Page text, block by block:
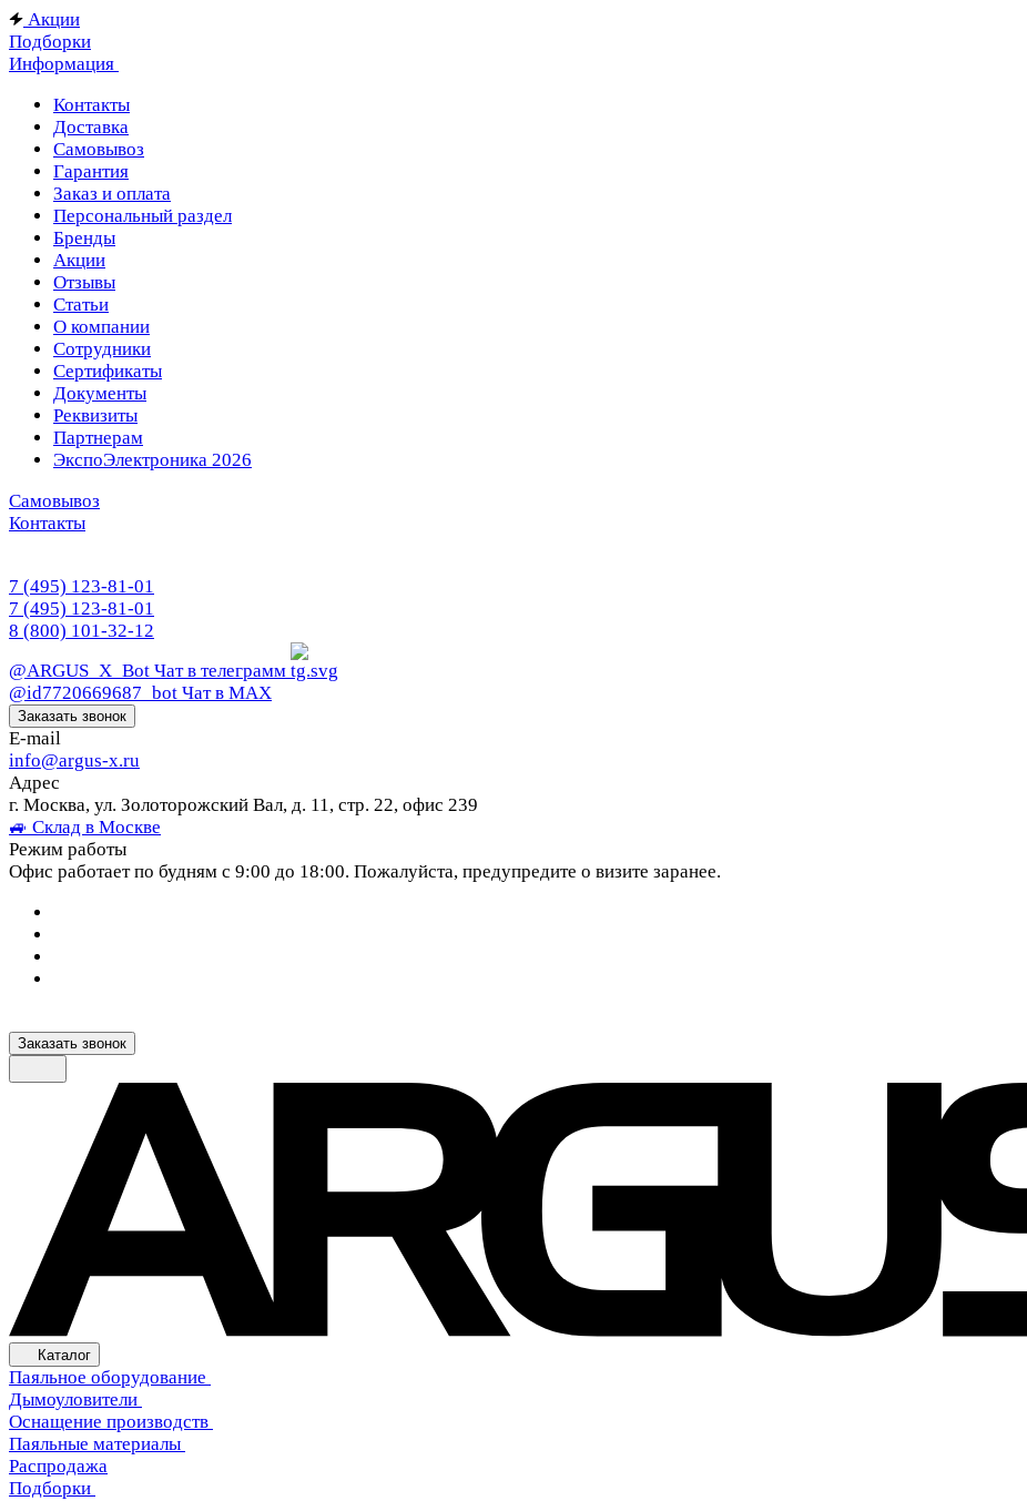
Акции
Подборки
Информация
Контакты
Доставка
Самовывоз
Гарантия
Заказ и оплата
Персональный раздел
Бренды
Акции
Отзывы
Статьи
О компании
Сотрудники
Сертификаты
Документы
Реквизиты
Партнерам
ЭкспоЭлектроника 2026
Самовывоз
Контакты
7 (495) 123-81-01
7 (495) 123-81-01
8 (800) 101-32-12
@ARGUS_X_Bot Чат в телеграмм
@id7720669687_bot Чат в МАХ
Заказать звонок
E-mail
info@argus-x.ru
Адрес
г. Москва, ул. Золоторожский Вал, д. 11, стр. 22, офис 239
🚙 Склад в Москве
Режим работы
Офис работает по будням с 9:00 до 18:00. Пожалуйста, предупредите о визите заранее.
Заказать звонок
Каталог
Паяльное оборудование
Дымоуловители
Оснащение производств
Паяльные материалы
Распродажа
Подборки